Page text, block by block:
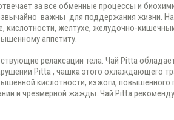
за все обменные процессы и
важны для поддержания жизни.
кислотности, желтухе, желудочно-
аппетиту.
релаксации тела. Чай Pitta
Pitta , чашка этого охлаждающего
кислотности, изжоги, повышенного
и чрезмерной жажды. Чай Pitta